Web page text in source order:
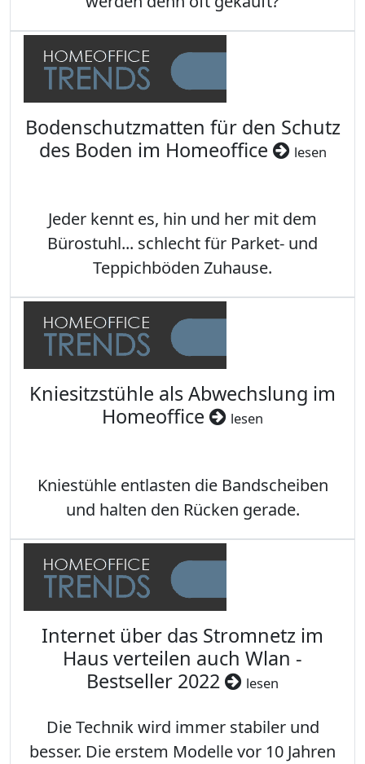
Bodenschutzmatten für den Schutz
des Boden im Homeoffice
lesen
Jeder kennt es, hin und her mit dem
Bürostuhl... schlecht für Parket- und
Teppichböden Zuhause.
Kniesitzstühle als Abwechslung im
Homeoffice
lesen
Kniestühle entlasten die Bandscheiben
und halten den Rücken gerade.
Internet über das Stromnetz im
Haus verteilen auch Wlan -
Bestseller 2022
lesen
Die Technik wird immer stabiler und
besser. Die erstem Modelle vor 10 Jahren